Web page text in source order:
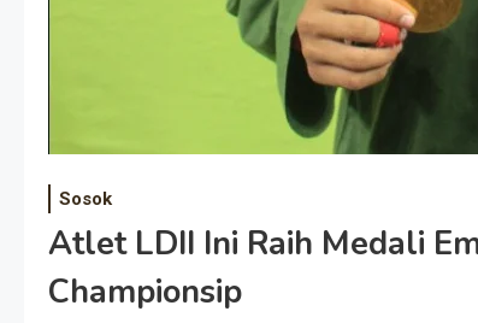
Sosok
Atlet LDII Ini Raih Medali
Championsip